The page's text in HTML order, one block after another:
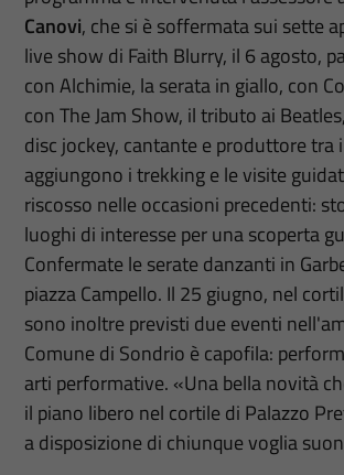
Canovi, che si è soffermata sui sette
live show di Faith Blurry, il 6 agosto,
con Alchimie, la serata in giallo, con
con The Jam Show, il tributo ai
disc jockey, cantante e produttore tra
aggiungono i trekking e le visite
riscosso nelle occasioni precedenti:
luoghi di interesse per una scoperta
Confermate le serate danzanti in
piazza Campello. Il 25 giugno, nel
sono inoltre previsti due eventi
Comune di Sondrio è capofila:
arti performative. «Una bella novità
il piano libero nel cortile di Palazzo
a disposizione di chiunque voglia